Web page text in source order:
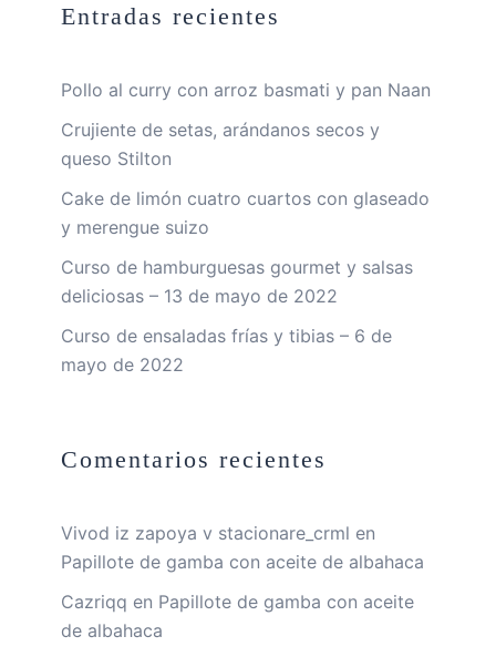
Entradas recientes
Pollo al curry con arroz basmati y pan Naan
Crujiente de setas, arándanos secos y
queso Stilton
Cake de limón cuatro cuartos con glaseado
y merengue suizo
Curso de hamburguesas gourmet y salsas
deliciosas – 13 de mayo de 2022
Curso de ensaladas frías y tibias – 6 de
mayo de 2022
Comentarios recientes
Vivod iz zapoya v stacionare_crml en
Papillote de gamba con aceite de albahaca
Cazriqq en Papillote de gamba con aceite
de albahaca